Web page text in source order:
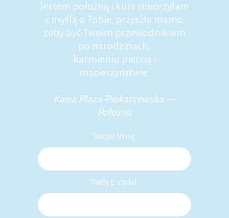
Jestem położną i kurs stworzyłam
z myślą o Tobie, przyszła mamo,
żeby być Twoim przewodnikiem
po narodzinach,
karmieniu piersią i
macierzyństwie.
Kasia Płaza-Piekarzewska —
Położna
Twoje Imię:
Twój E-mail: